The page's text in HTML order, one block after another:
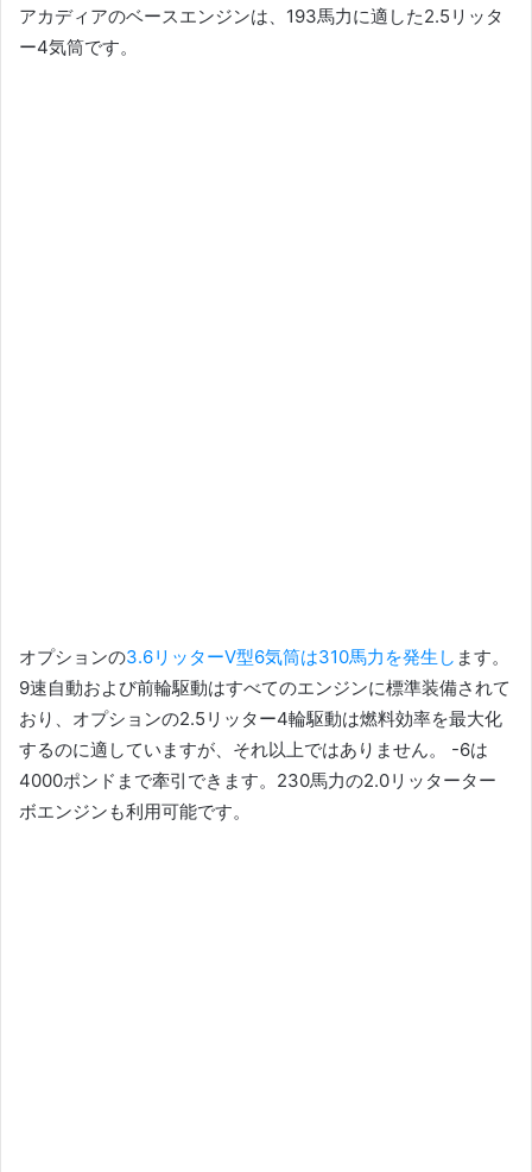
アカディアのベースエンジンは、193馬力に適した2.5リッタ
ー4気筒です。
オプションの3.6リッターV型6気筒は310馬力を発生し ます。
9速自動および前輪駆動はすべてのエンジンに標準装備されて
おり、オプションの2.5リッター4輪駆動は燃料効率を最大化
するのに適していますが、それ以上ではありません。 -6は
4000ポンドまで牽引できます。 230馬力の2.0リッターター
ボエンジンも利用可能です。